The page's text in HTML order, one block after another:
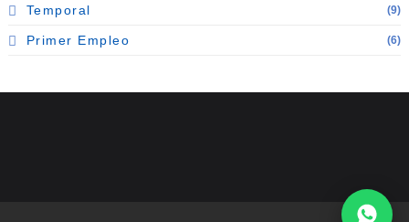
Temporal (9)
Primer Empleo (6)